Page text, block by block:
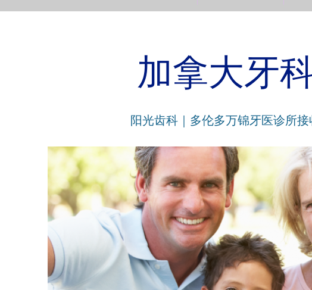
加拿大牙
阳光齿科｜多伦多万锦牙医诊所